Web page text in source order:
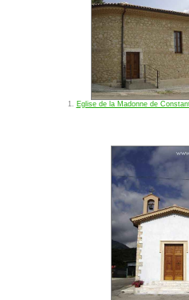
1. Eglise de la Madonne de